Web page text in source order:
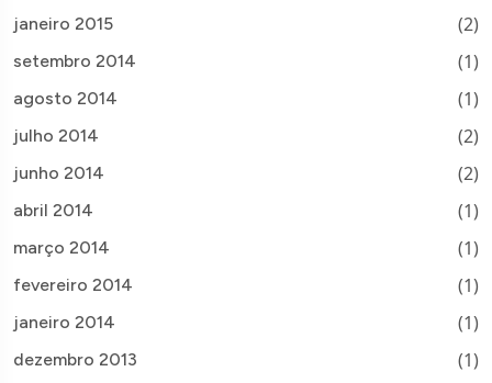
janeiro 2015 (2)
setembro 2014 (1)
agosto 2014 (1)
julho 2014 (2)
junho 2014 (2)
abril 2014 (1)
março 2014 (1)
fevereiro 2014 (1)
janeiro 2014 (1)
dezembro 2013 (1)